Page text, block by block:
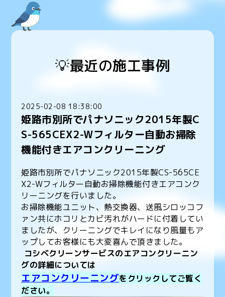
💡最近の施工事例
2025-02-08 18:38:00
姫路市別所でパナソニック2015年製C
S-565CEX2-Wフィルター自動お掃除
機能付きエアコンクリーニング
姫路市別所でパナソニック2015年製CS-565CE
X2-Wフィルター自動お掃除機能付きエアコンク
リーニングを行いました。
お掃除機能ユニット、熱交換器、送風シロッコフ
ァン共にホコリとカビ汚れがハードに付着してい
ましたが、クリーニングでキレイになり風量もア
ップしてお客様にも大変喜んで頂きました。
コシベクリーンサービスのエアコンクリーニン
グの詳細については
エアコンクリーニングをクリックしてご覧く
ださい。